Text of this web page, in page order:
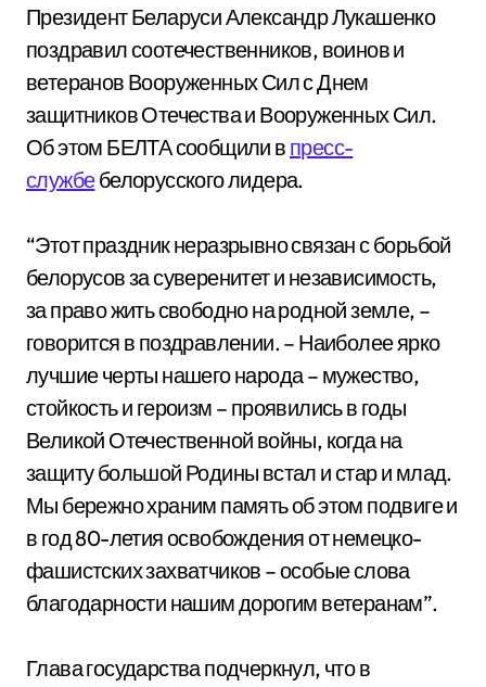
Президент Беларуси Александр Лукашенко
поздравил соотечественников, воинов и
ветеранов Вооруженных Сил с Днем
защитников Отечества и Вооруженных Сил.
Об этом БЕЛТА сообщили в пресс-
службебелорусского лидера.
“Этот праздник неразрывно связан с борьбой
белорусов за суверенитет и независимость,
за право жить свободно на родной земле, –
говорится в поздравлении. – Наиболее ярко
лучшие черты нашего народа – мужество,
стойкость и героизм – проявились в годы
Великой Отечественной войны, когда на
защиту большой Родины встал и стар и млад.
Мы бережно храним память об этом подвиге и
в год 80-летия освобождения от немецко-
фашистских захватчиков – особые слова
благодарности нашим дорогим ветеранам”.
Глава государства подчеркнул, что в